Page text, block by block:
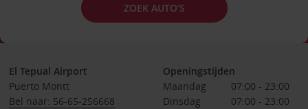
ZOEK AUTO’S
El Tepual Airport
Puerto Montt
Bel naar: 56-65-256668
Openingstijden
Maandag
07:00 - 23:00
Dinsdag
07:00 - 23:00